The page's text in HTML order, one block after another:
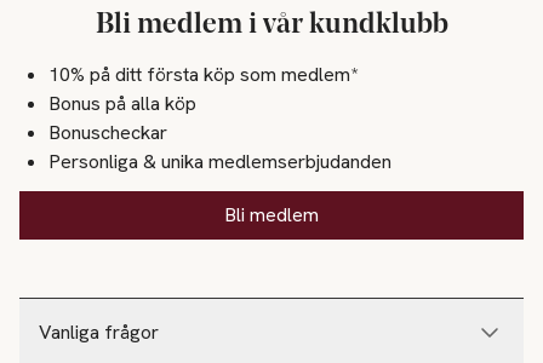
Vanliga frågor
Bli medlem i vår kundklubb
10% på ditt första köp som medlem*
Bonus på alla köp
Bonuscheckar
Personliga & unika medlemserbjudanden
Bli medlem